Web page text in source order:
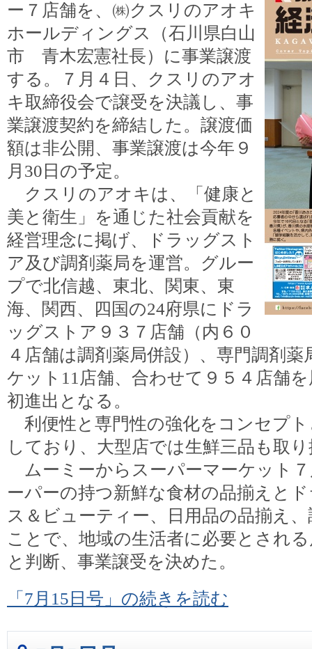
ー７店舗を、㈱クスリのアオキ
ホールディングス（石川県白山
市 青木宏憲社長）に事業譲渡
する。７月４日、クスリのアオ
キ取締役会で譲受を決議し、事
業譲渡契約を締結した。譲渡価
額は非公開、事業譲渡は今年９
月30日の予定。
クスリのアオキは、「健康と
美と衛生」を通じた社会貢献を
経営理念に掲げ、ドラッグスト
ア及び調剤薬局を運営。グルー
プで北信越、東北、関東、東
海、関西、四国の24府県にドラ
ッグストア９３７店舗（内６０
４店舗は調剤薬局併設）、専門調剤
ケット11店舗、合わせて９５４店舗
初進出となる。
利便性と専門性の強化をコンセプ
しており、大型店では生鮮三品も取
ムーミーからスーパーマーケット
ーパーの持つ新鮮な食材の品揃えと
ス＆ビューティー、日用品の品揃え
ことで、地域の生活者に必要とされ
と判断、事業譲受を決めた。
「7月15日号」の続きを読む